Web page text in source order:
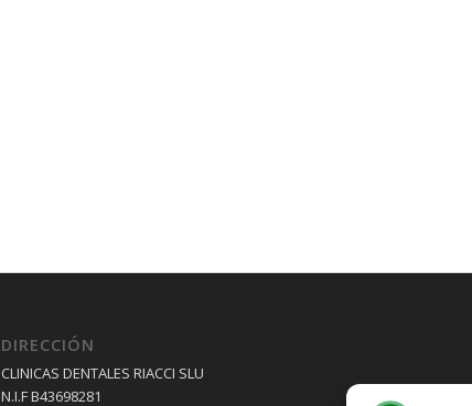
DIRECCIÓN
CLINICAS DENTALES RIACCI SLU
N.I.F B43698281